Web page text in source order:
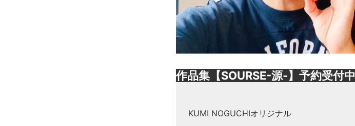
作品集【SOURSE-源-】予約受付中
KUMI NOGUCHIオリジナル